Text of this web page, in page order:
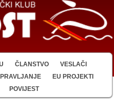
ČLANSTVO
VESLAČI
EU PROJEKTI
POVIJEST